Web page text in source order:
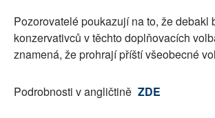
Pozorovatelé poukazují na to, že debakl
konzervativců v těchto doplňovacích
znamená, že prohrají příští všeobecné
Podrobnosti v angličtině ZDE